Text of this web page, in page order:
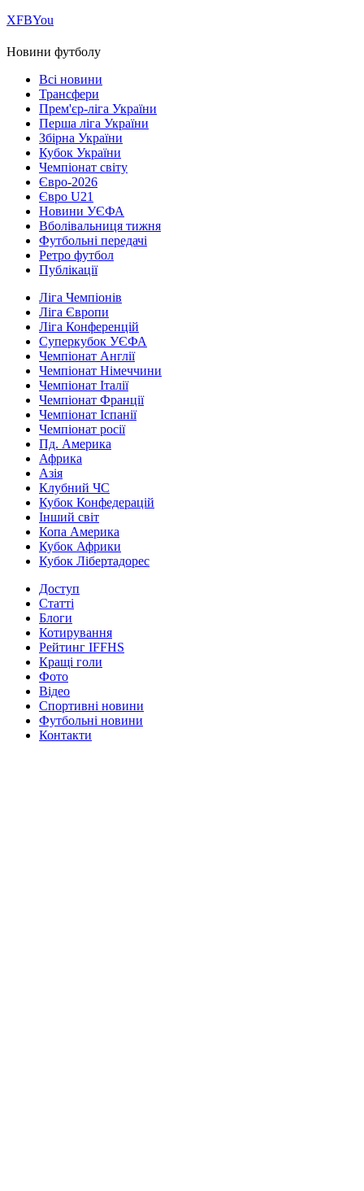
ХFBYou
Новини футболу
Всі новини
Трансфери
Прем'єр-ліга України
Перша ліга України
Збірна України
Кубок України
Чемпіонат світу
Євро-2026
Євро U21
Новини УЄФА
Вболівальниця тижня
Футбольні передачі
Ретро футбол
Публікації
Ліга Чемпіонів
Ліга Європи
Ліга Конференцій
Суперкубок УЄФА
Чемпіонат Англії
Чемпіонат Німеччини
Чемпіонат Італії
Чемпіонат Франції
Чемпіонат Іспанії
Чемпіонат росії
Пд. Америка
Африка
Азія
Клубний ЧС
Кубок Конфедерацій
Інший світ
Копа Америка
Кубок Африки
Кубок Лібертадорес
Доступ
Статті
Блоги
Котирування
Рейтинг IFFHS
Кращі голи
Фото
Відео
Спортивні новини
Футбольні новини
Контакти